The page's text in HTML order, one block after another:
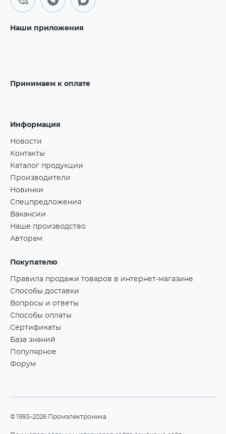
Наши приложения
Принимаем к оплате
Информация
Новости
Контакты
Каталог продукции
Производители
Новинки
Спецпредложения
Вакансии
Наше производство
Авторам
Покупателю
Правила продажи товаров в интернет-магазине
Способы доставки
Вопросы и ответы
Способы оплаты
Сертификаты
База знаний
Популярное
Форум
©1993–2026 Промэлектроника